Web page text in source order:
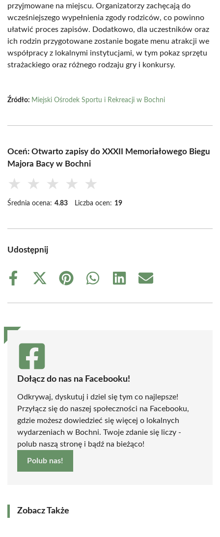
przyjmowane na miejscu. Organizatorzy zachęcają do
wcześniejszego wypełnienia zgody rodziców, co powinno
ułatwić proces zapisów. Dodatkowo, dla uczestników oraz
ich rodzin przygotowane zostanie bogate menu atrakcji we
współpracy z lokalnymi instytucjami, w tym pokaz sprzętu
strażackiego oraz różnego rodzaju gry i konkursy.
Źródło: Miejski Ośrodek Sportu i Rekreacji w Bochni
Oceń: Otwarto zapisy do XXXII Memoriałowego Biegu
Majora Bacy w Bochni
★ ★ ★ ★ ★
Średnia ocena: 4.83 Liczba ocen: 19
Udostępnij
Share
Share
(Twitter)
Share
Share
Share
Share
Dołącz do nas na Facebooku!
Odkrywaj, dyskutuj i dziel się tym co najlepsze!
Przyłącz się do naszej społeczności na Facebooku,
gdzie możesz dowiedzieć się więcej o lokalnych
wydarzeniach w Bochni. Twoje zdanie się liczy -
polub naszą stronę i bądź na bieżąco!
Polub nas!
Zobacz Także